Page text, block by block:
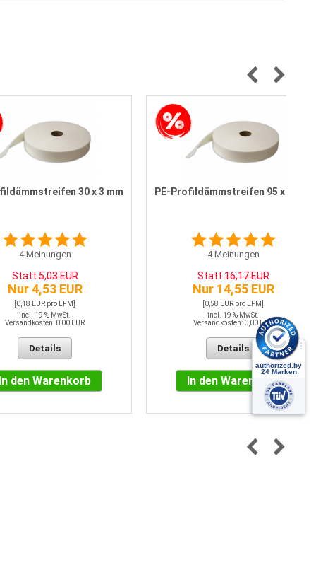
30 x 3 mm
4Meinungen
Statt5,03 EUR
Nur 4,53 EUR
[0,18 EUR pro LFM]
incl. 19 % MwSt.
Versandkosten: 0,00 EUR
Details
den Warenkorb
PE-Profildämmstreifen 95 x 3 mm
4Meinungen
Statt16,17 EUR
Nur 14,55 EUR
[0,58 EUR pro LFM]
incl. 19 % MwSt.
Versandkosten: 0,00 EUR
Details
In den Warenkorb